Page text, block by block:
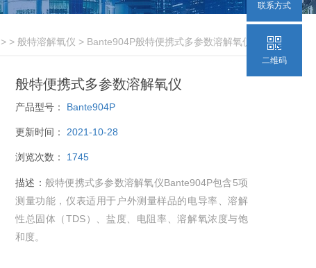
> > 般特溶解氧仪 > Bante904P般特便携式多参数溶解氧仪
般特便携式多参数溶解氧仪
产品型号： Bante904P
更新时间： 2021-10-28
浏览次数： 1745
描述： 般特便携式多参数溶解氧仪Bante904P包含5项
测量功能，仪表适用于户外测量样品的电导率、溶解
性总固体（TDS）、盐度、电阻率、溶解氧浓度与饱
和度。
联系方式
二维码